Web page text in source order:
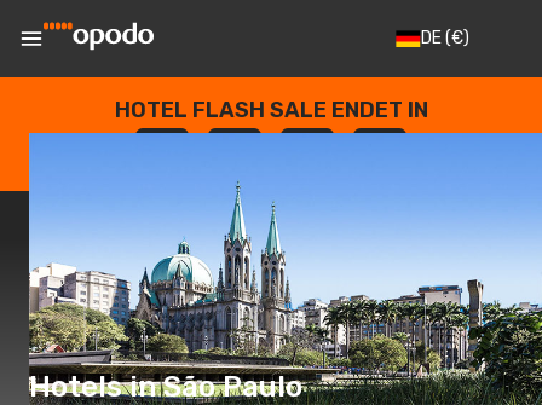
DE(€)
HOTEL FLASH SALE ENDET IN
Hotels in São Paulo